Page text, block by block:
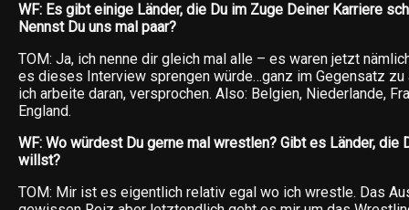
WF: Es gibt einige Länder, die Du im Zuge Deiner Karriere
Nennst Du uns mal paar?
TOM: Ja, ich nenne dir gleich mal alle – es waren jetzt
es dieses Interview sprengen würde…ganz im Gegensatz zu
ich arbeite daran, versprochen. Also: Belgien, Niederlande,
England.
WF: Wo würdest Du gerne mal wrestlen? Gibt es Länder, die
willst?
TOM: Mir ist es eigentlich relativ egal wo ich wrestle. Das